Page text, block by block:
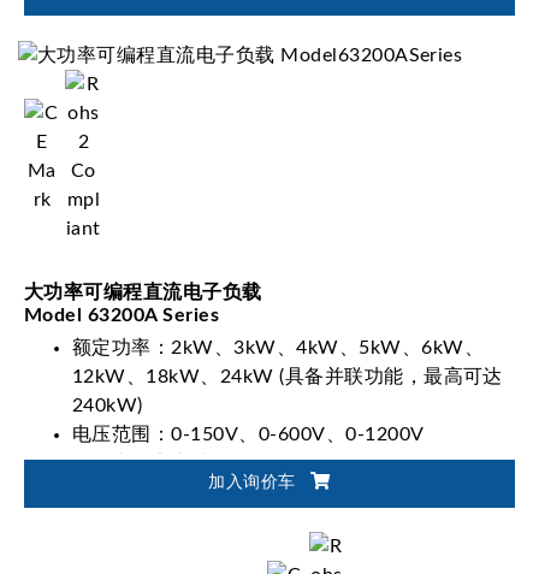
大功率可编程直流电子负载
Model 63200A Series
额定功率：2kW、3kW、4kW、5kW、6kW、
12kW、18kW、24kW (具备并联功能，最高可达
240kW)
电压范围：0-150V、0-600V、0-1200V
使用者自定义波形 (UDW)
同步动态负载控制
加入询价车